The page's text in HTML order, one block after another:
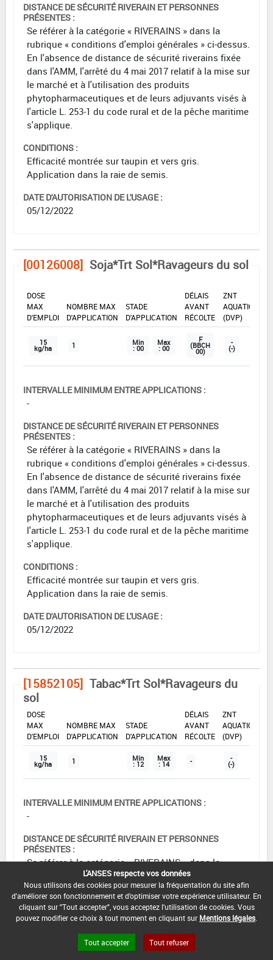
DISTANCE DE SÉCURITÉ RIVERAIN ET PERSONNES
PRÉSENTES :
Se référer à la catégorie « RIVERAINS » dans la
rubrique « conditions d'emploi générales » ci-dessus.
En l'absence de distance de sécurité riverains fixée
dans l'AMM, l'arrêté du 4 mai 2017 relatif à la mise sur
le marché et à l'utilisation des produits
phytopharmaceutiques et de leurs adjuvants visés à
l'article L. 253-1 du code rural et de la pêche maritime
s'applique.
CONDITIONS :
Efficacité montrée sur taupin et vers gris.
Application dans la raie de semis.
DATE D'AUTORISATION DE L'USAGE :
05/12/2022
[00126008] Soja*Trt Sol*Ravageurs du sol
DOSE
MAX
D'EMPLOI
NOMBRE MAX
D'APPLICATION
STADE
D'APPLICATION
DÉLAIS
AVANT
RÉCOLTE
ZNT
AQUATIQUE
(DVP)
15
kg/ha 1 Min
: 00
Max
: 00
F
(BBCH
00)
-
(-)
INTERVALLE MINIMUM ENTRE APPLICATIONS :
-
DISTANCE DE SÉCURITÉ RIVERAIN ET PERSONNES
PRÉSENTES :
Se référer à la catégorie « RIVERAINS » dans la
rubrique « conditions d'emploi générales » ci-dessus.
En l'absence de distance de sécurité riverains fixée
dans l'AMM, l'arrêté du 4 mai 2017 relatif à la mise sur
le marché et à l'utilisation des produits
phytopharmaceutiques et de leurs adjuvants visés à
l'article L. 253-1 du code rural et de la pêche maritime
s'applique.
CONDITIONS :
Efficacité montrée sur taupin et vers gris.
Application dans la raie de semis.
DATE D'AUTORISATION DE L'USAGE :
05/12/2022
[15852105] Tabac*Trt Sol*Ravageurs du
sol
DOSE
MAX
D'EMPLOI
NOMBRE MAX
D'APPLICATION
STADE
D'APPLICATION
DÉLAIS
AVANT
RÉCOLTE
ZNT
AQUATIQUE
(DVP)
15
kg/ha 1 Min
: 12
Max
: 14 - -
(-)
INTERVALLE MINIMUM ENTRE APPLICATIONS :
-
DISTANCE DE SÉCURITÉ RIVERAIN ET PERSONNES
PRÉSENTES :
Se référer à la catégorie « RIVERAINS » dans la
rubrique « conditions d'emploi générales » ci-dessus.
En l'absence de distance de sécurité riverains fixée
dans l'AMM, l'arrêté du 4 mai 2017 relatif à la mise sur
le marché et à l'utilisation des produits
l'article L. 253-1 du code rural et de la pêche maritime
L'ANSES respecte vos données
Nous utilisons des cookies pour mesurer la fréquentation du site afin
d'améliorer son fonctionnement et d'optimiser votre expérience utilisateur. En
cliquant sur "Tout accepter", vous acceptez l'utilisation de cookies. Vous
pouvez modifier ce choix à tout moment en cliquant sur Mentions légales
Tout accepter Tout refuser